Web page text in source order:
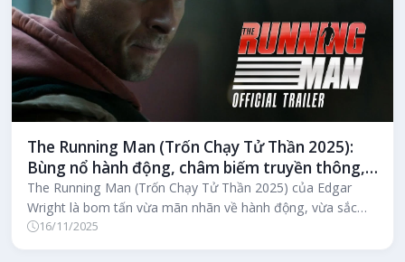
The Running Man (Trốn Chạy Tử Thần 2025):
Bùng nổ hành động, châm biếm truyền thông,
trải nghiệm không thể bỏ lỡ
The Running Man (Trốn Chạy Tử Thần 2025) của Edgar
Wright là bom tấn vừa mãn nhãn về hành động, vừa sắc
sảo trong thông điệp về AI...
16/11/2025